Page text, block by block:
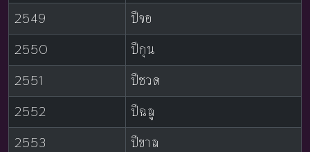
2549
ปีจอ
2550
ปีกุน
2551
ปีชวด
2552
ปีฉลู
2553
ปีขาล